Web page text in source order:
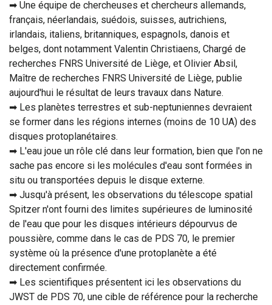
➡ Une équipe de chercheuses et chercheurs allemands,
français, néerlandais, suédois, suisses, autrichiens,
irlandais, italiens, britanniques, espagnols, danois et
belges, dont notamment Valentin Christiaens, Chargé de
recherches FNRS Université de Liège, et Olivier Absil,
Maître de recherches FNRS Université de Liège, publie
aujourd'hui le résultat de leurs travaux dans Nature.
➡ Les planètes terrestres et sub-neptuniennes devraient
se former dans les régions internes (moins de 10 UA) des
disques protoplanétaires.
➡ L'eau joue un rôle clé dans leur formation, bien que l'on ne
sache pas encore si les molécules d'eau sont formées in
situ ou transportées depuis le disque externe.
➡ Jusqu'à présent, les observations du télescope spatial
Spitzer n'ont fourni des limites supérieures de luminosité
de l'eau que pour les disques intérieurs dépourvus de
poussière, comme dans le cas de PDS 70, le premier
système où la présence d'une protoplanète a été
directement confirmée.
➡ Les scientifiques présentent ici les observations du
JWST de PDS 70, une cible de référence pour la recherche